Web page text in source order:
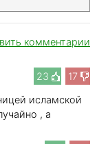
комментарии
23 17
исламской
, а